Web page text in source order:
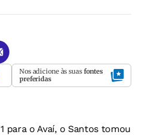
Nos adicione às suas fontes
preferidas
para o Avaí, o Santos tomou